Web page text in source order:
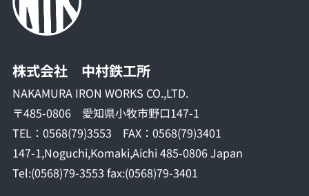
株式会社 中村鉄工所
NAKAMURA IRON WORKS CO.,LTD.
〒485-0806 愛知県小牧市野口147-1
TEL：0568(79)3553 FAX：0568(79)3401
147-1,Noguchi,Komaki,Aichi 485-0806 Japan
Tel:(0568)79-3553 fax:(0568)79-3401